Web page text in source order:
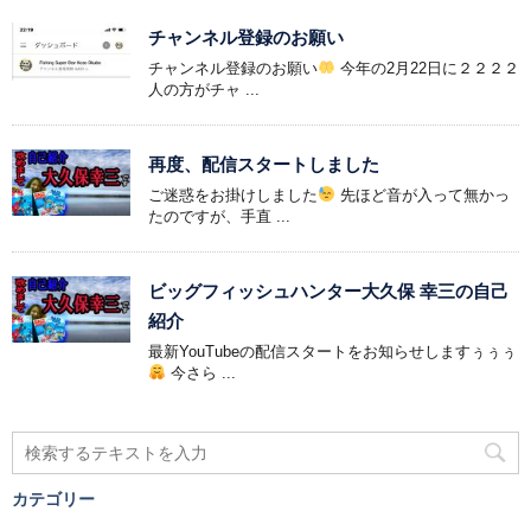
チャンネル登録のお願い
チャンネル登録のお願い
今年の2月22日に２２２２
人の方がチャ ...
再度、配信スタートしました
ご迷惑をお掛けしました
先ほど音が入って無かっ
たのですが、手直 ...
ビッグフィッシュハンター大久保 幸三の自己
紹介
最新YouTubeの配信スタートをお知らせしますぅぅぅ
今さら ...
カテゴリー